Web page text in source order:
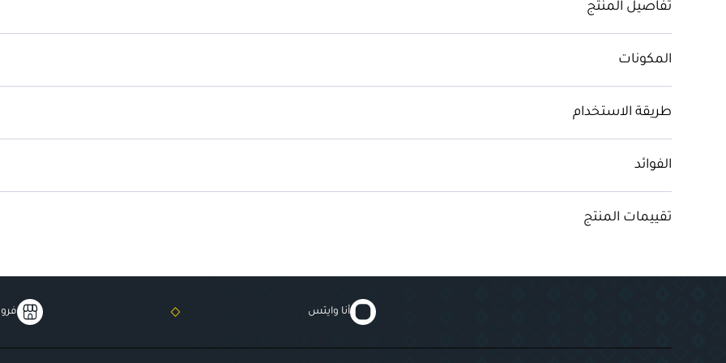
تفاصيل المنتج
المكونات
طريقة الاستخدام
الفوائد
تقييمات المنتج
أنا وايتس